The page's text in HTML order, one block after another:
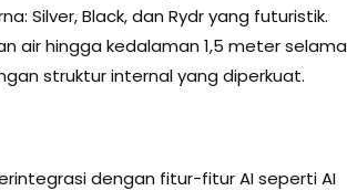
Silver, Black, dan Rydr yang futuristik.
air hingga kedalaman 1,5 meter selama
struktur internal yang diperkuat.
dengan fitur-fitur AI seperti AI